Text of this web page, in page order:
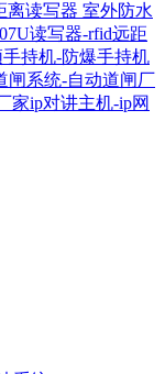
离读写器 室外防水
读写器-rfid远距
持机-防爆手持机
闸系统-自动道闸厂
家ip对讲主机-ip网